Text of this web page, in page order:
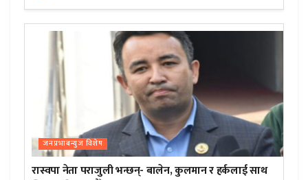
जनप्रभाबन्युज विशेष
रास्वपा नेता पराजुली भन्छन्- बालेन, कुलमान र हर्कलाई साथ